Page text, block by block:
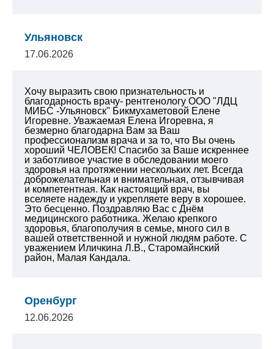
Ульяновск
17.06.2026
Хочу выразить свою признательность и
благодарность врачу- рентгенологу ООО "ЛДЦ
МИБС -Ульяновск" Бикмухаметовой Елене
Игоревне. Уважаемая Елена Игоревна, я
безмерно благодарна Вам за Ваш
профессионализм врача и за то, что Вы очень
хороший ЧЕЛОВЕК! Спасибо за Ваше искреннее
и заботливое участие в обследовании моего
здоровья на протяжении нескольких лет. Всегда
доброжелательная и внимательная, отзывчивая
и компетентная. Как настоящий врач, вы
вселяете надежду и укрепляете веру в хорошее.
Это бесценно. Поздравляю Вас с Днём
медицинского работника. Желаю крепкого
здоровья, благополучия в семье, много сил в
вашей ответственной и нужной людям работе. С
уважением Иличкина Л.В., Старомайнский
район, Малая Кандала.
Оренбург
12.06.2026